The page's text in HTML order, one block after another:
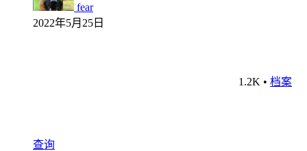
fear
2022年5月25日
1.2K • 档案
查询